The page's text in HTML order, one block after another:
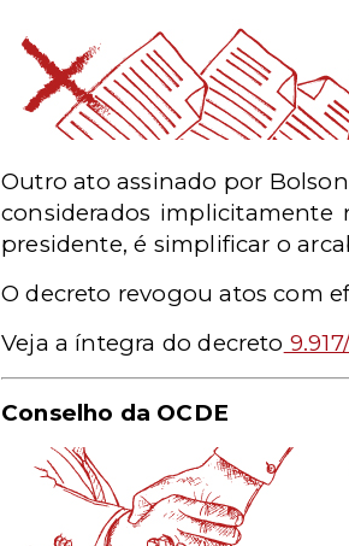
Outro ato assinado por
considerados implicitamente
presidente, é simplificar o
O decreto revogou atos com
Veja a íntegra do decreto
Conselho da OCDE